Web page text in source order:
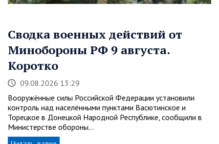
Сводка военных действий от
Минобороны РФ 9 августа.
Коротко
09.08.2026 13:29
Вооружённые силы Российской Федерации установили
контроль над населёнными пунктами Васютинское и
Торецкое в Донецкой Народной Республике, сообщили в
Министерстве обороны…